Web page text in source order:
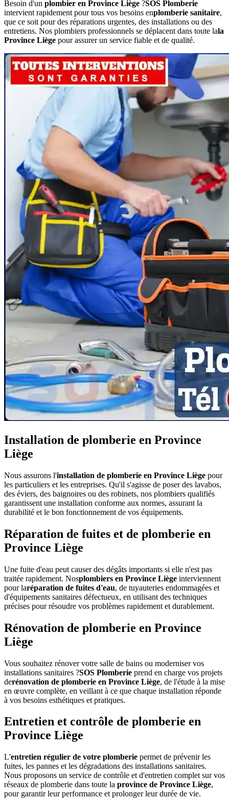
Besoin d'un plombier en Province Liège ?SOS Plomberie
intervient rapidement pour tous vos besoins enplomberie sanitaire,
que ce soit pour des réparations urgentes, des installations ou des
entretiens. Nos plombiers professionnels se déplacent dans toute lala
Province Liège pour assurer un service fiable et de qualité.
Installation de plomberie en Province
Liège
Nous assurons l'installation de plomberie en Province Liège pour
les particuliers et les entreprises. Qu'il s'agisse de poser des lavabos,
des éviers, des baignoires ou des robinets, nos plombiers qualifiés
garantissent une installation conforme aux normes, assurant la
durabilité et le bon fonctionnement de vos équipements.
Réparation de fuites et de plomberie en
Province Liège
Une fuite d'eau peut causer des dégâts importants si elle n'est pas
traitée rapidement. Nosplombiers en Province Liège interviennent
pour laréparation de fuites d'eau, de tuyauteries endommagées et
d'équipements sanitaires défectueux, en utilisant des techniques
précises pour résoudre vos problèmes rapidement et durablement.
Rénovation de plomberie en Province
Liège
Vous souhaitez rénover votre salle de bains ou moderniser vos
installations sanitaires ?SOS Plomberie prend en charge vos projets
derénovation de plomberie en Province Liège, de l'étude à la mise
en œuvre complète, en veillant à ce que chaque installation réponde
à vos besoins esthétiques et pratiques.
Entretien et contrôle de plomberie en
Province Liège
L'entretien régulier de votre plomberie permet de prévenir les
fuites, les pannes et les dégradations des installations sanitaires.
Nous proposons un service de contrôle et d'entretien complet sur vos
réseaux de plomberie dans toute la province de Province Liège,
pour garantir leur performance et prolonger leur durée de vie.